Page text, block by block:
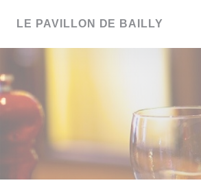
LE PAVILLON DE BAILLY